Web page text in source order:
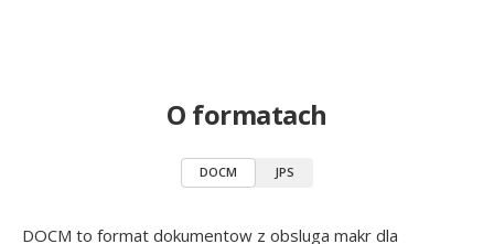
O formatach
DOCM JPS
DOCM to format dokumentow z obsluga makr dla